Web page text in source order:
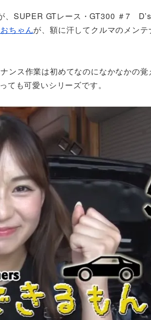
、SUPER GTレース・GT300 ＃7
ちゃんが、額に汗してクルマのメン
ンス作業は初めてなのになかなかの
も可愛いシリーズです。